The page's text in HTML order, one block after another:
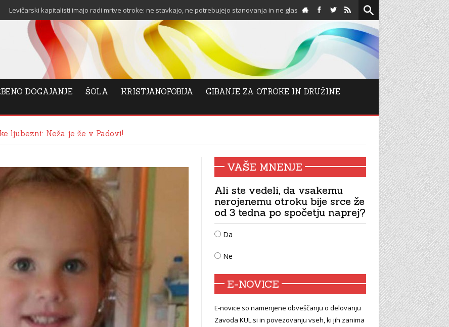
kapitalisti imajo radi mrtve otroke: ne stavkajo, ne potrebujejo stanovanja in ne glasujejo proti njim! Spodbuda za
DOGAJANJE ŠOLA KRISTJANOFOBIJA
GIBANJE ZA OTROKE IN DRUŽINE
ljubezni: Neža je že v Padovi!
VAŠE MNENJE
Ali ste vedeli, da vsakemu
nerojenemu otroku bije srce že
od 3 tedna po spočetju naprej?
Da
Ne
E-NOVICE
E-novice so namenjene obveščanju o delovanju
Zavoda KUL.si in povezovanju vseh, ki jih zanima